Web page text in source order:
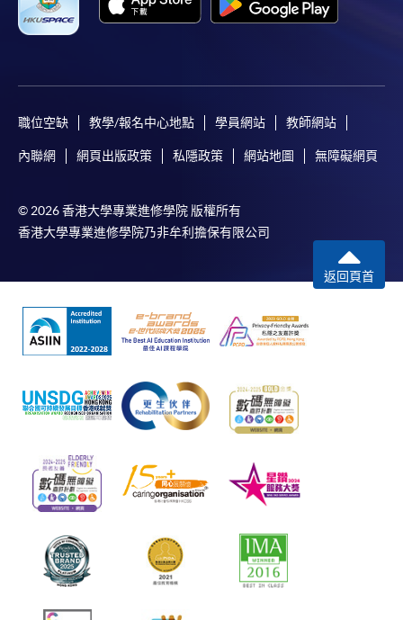
職位空缺 教學/報名中心地點 學員網站 教師網站
內聯網 網頁出版政策 私隱政策 網站地圖 無障礙網頁
© 2026 香港大學專業進修學院 版權所有
香港大學專業進修學院乃非牟利擔保有限公司
返回頁首